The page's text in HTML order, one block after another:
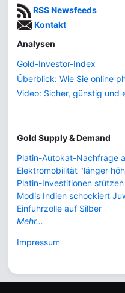
RSS Newsfeeds
Kontakt
Analysen
Gold-Investor-Index
Überblick: Wie Sie online
Video: Sicher, günstig und
Gold Supply & Demand
Platin-Autokat-Nachfrage
Elektromobilität "länger
Platin-Investitionen
Modis Indien schockiert
Einfuhrzölle auf Silber
Mehr...
Impressum